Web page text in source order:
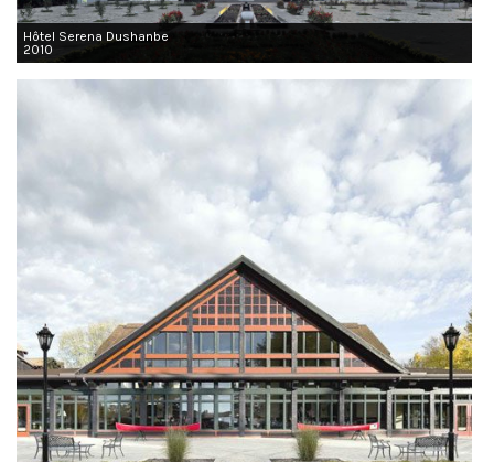
Hôtel Serena Dushanbe
2010